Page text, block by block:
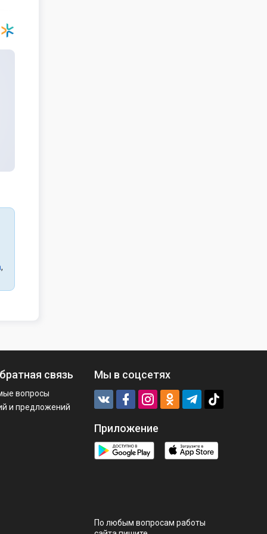
,
связь
вопросы
и предложений
Мы в соцсетях
Приложение
По любым вопросам работы